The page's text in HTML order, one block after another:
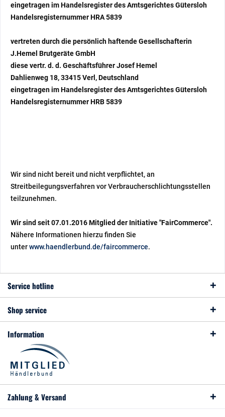
eingetragen im Handelsregister des Amtsgerichtes Gütersloh
Handelsregisternummer HRA 5839
vertreten durch die persönlich haftende Gesellschafterin
J.Hemel Brutgeräte GmbH
diese vertr. d. d. Geschäftsführer Josef Hemel
Dahlienweg 18, 33415 Verl, Deutschland
eingetragen im Handelsregister des Amtsgerichtes Gütersloh
Handelsregisternummer HRB 5839
Wir sind nicht bereit und nicht verpflichtet, an
Streitbeilegungsverfahren vor Verbraucherschlichtungsstellen
teilzunehmen.
Wir sind seit07.01.2016Mitglied der Initiative "FairCommerce".
Nähere Informationen hierzu finden Sie
unterwww.haendlerbund.de/faircommerce.
Service hotline
Shop service
Information
Zahlung & Versand